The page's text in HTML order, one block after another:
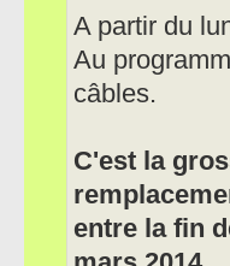
A partir du
Au
câbles.
C'est la
entre la fin